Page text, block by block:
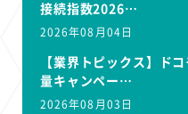
接続指数2026…
2026年08月04日
【業界トピックス】
量キャンペー…
2026年08月03日